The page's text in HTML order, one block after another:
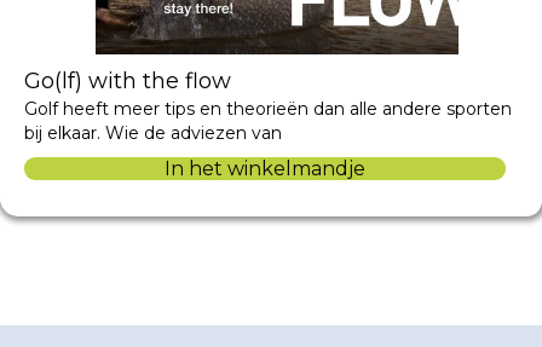
Go(lf) with the flow
Golf heeft meer tips en theorieën dan alle andere sporten
bij elkaar. Wie de adviezen van
In het winkelmandje